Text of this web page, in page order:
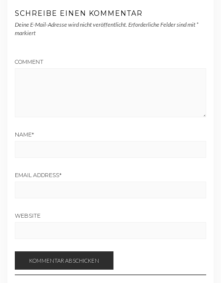
SCHREIBE EINEN KOMMENTAR
Deine E-Mail-Adresse wird nicht veröffentlicht. Erforderliche Felder sind mit *
markiert
COMMENT
NAME*
EMAIL ADDRESS*
WEBSITE